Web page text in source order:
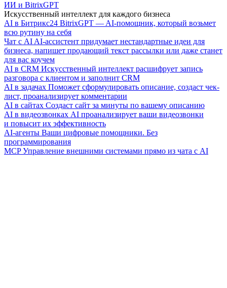
ИИ и BitrixGPT
Искусственный интеллект для каждого бизнеса
AI в Битрикс24 BitrixGPT — AI-помощник, который возьмет
всю рутину на себя
Чат с AI AI-ассистент придумает нестандартные идеи для
бизнеса, напишет продающий текст рассылки или даже станет
для вас коучем
AI в CRM Искусственный интеллект расшифрует запись
разговора с клиентом и заполнит CRM
AI в задачах Поможет сформулировать описание, создаст чек-
лист, проанализирует комментарии
AI в сайтах Создаст сайт за минуты по вашему описанию
AI в видеозвонках AI проанализирует ваши видеозвонки
и повысит их эффективность
AI-агенты Ваши цифровые помощники. Без
программирования
MCP Управление внешними системами прямо из чата с AI